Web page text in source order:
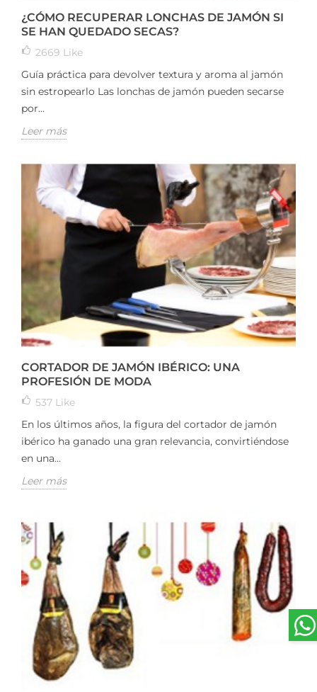
¿CÓMO RECUPERAR LONCHAS DE JAMÓN SI
SE HAN QUEDADO SECAS?
2669 Like
Guía práctica para devolver textura y aroma al jamón
sin estropearlo Las lonchas de jamón pueden secarse
por...
Leer más
CORTADOR DE JAMÓN IBÉRICO: UNA
PROFESIÓN DE MODA
537 Like
En los últimos años, la figura del cortador de jamón
ibérico ha ganado una gran relevancia, convirtiéndose
en una...
Leer más